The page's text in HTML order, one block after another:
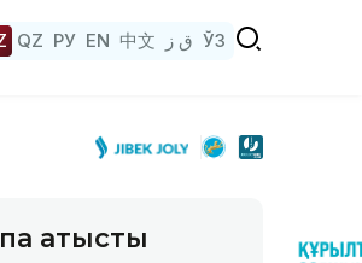
QZ РУ EN 中文 ق ز ЎЗ
қатысты